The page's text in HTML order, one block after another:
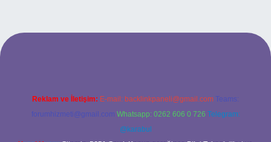
Reklam ve İletişim: E-mail: backlinkpaneli@gmail.com Teams:
forumhizmeti@gmail.com Whatsapp: 0262 606 0 726 Telegram:
@karabul